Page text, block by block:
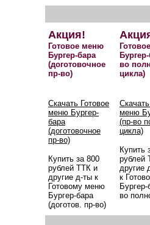
Акция!
Готовое меню
Бургер-бара
(доготовочное
пр-во)
во
цикла)
Скачать Готовое
меню Бургер-
бара
(доготовочное
пр-во)
Купить за 800
рублей ТТК и
другие д-ты к
Готовому меню
Бургер-бара
(доготов. пр-во)
меню
(пр-во
цикла)
Купить
рублей
другие
к
во